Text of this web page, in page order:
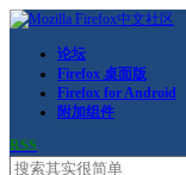
论坛
Firefox 桌面版
Firefox for Android
附加组件
RSS